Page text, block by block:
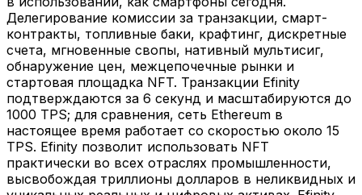
Делегирование комиссии за транзакции, смарт-
контракты, топливные баки, крафтинг, дискретные
счета, мгновенные свопы, нативный мультисиг,
обнаружение цен, межцепочечные рынки и
стартовая площадка NFT. Транзакции Efinity
подтверждаются за 6 секунд и масштабируются до
1000 TPS; для сравнения, сеть Ethereum в
настоящее время работает со скоростью около 15
TPS. Efinity позволит использовать NFT
практически во всех отраслях промышленности,
высвобождая триллионы долларов в неликвидных и